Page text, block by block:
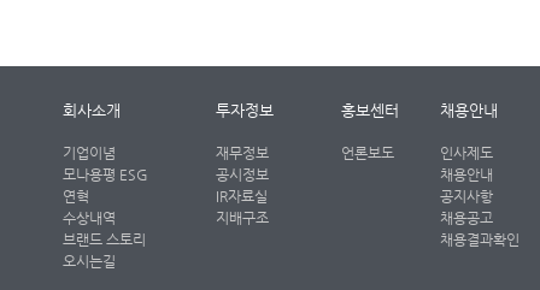
회사소개
기업이념
모나용평 ESG
연혁
수상내역
브랜드 스토리
오시는길
투자정보
재무정보
공시정보
IR자료실
지배구조
홍보센터
언론보도
채용안내
인사제도
채용안내
공지사항
채용공고
채용결과확인